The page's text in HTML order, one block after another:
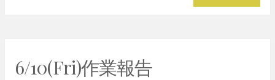
6/10(Fri)作業報告